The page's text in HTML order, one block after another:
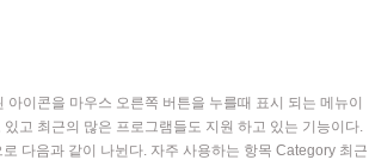
이콘을 마우스 오른쪽 버튼을 누를때 표시 되는 메뉴이
고 최근의 많은 프로그램들도 지원 하고 있는 기능이다.
다음과 같이 나뉜다. 자주 사용하는 항목 Category 최근